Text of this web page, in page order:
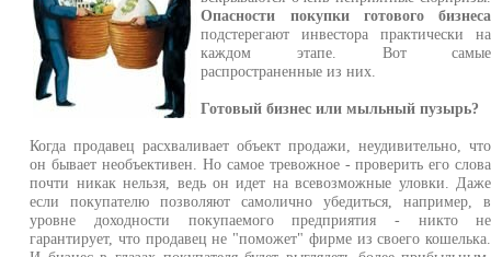
Опасности покупки готового бизнеса
подстерегают инвестора практически на
каждом этапе. Вот самые
распространенные из них.
Готовый бизнес или мыльный пузырь?
Когда продавец расхваливает объект продажи, неудивительно, что
он бывает необъективен. Но самое тревожное - проверить его слова
почти никак нельзя, ведь он идет на всевозможные уловки. Даже
если покупателю позволяют самолично убедиться, например, в
уровне доходности покупаемого предприятия - никто не
гарантирует, что продавец не "поможет" фирме из своего кошелька.